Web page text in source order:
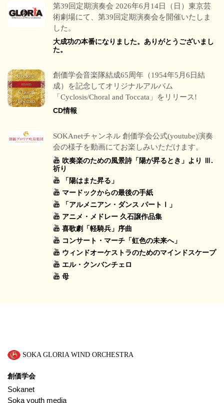
第39回定期演奏会 2026年6月14日（日）東京芸
術劇場にて、第39回定期演奏会を開催いたしま
した。
大成功の本番になりました。ありがとうございまし
た。
創価学会音楽隊結成65周年（1954年5月6日結
成）を記念してオリジナルアルバム
「Cyclosis/Choral and Toccata」をリリース!
CD情報
SOKAnetチャンネル 創価学会公式(youtube)演奏
会の様子を動画にてお楽しみいただけます。
吹奏楽のための風景詩「陽が昇るとき」より Ⅲ.
祈り
「陽はまた昇る」
マードックからの最後の手紙
「アルメニアン・ダンス パートⅠ」
アニメ・メドレー 久石譲作品集
喜歌劇「軽騎兵」序曲
コンサート・マーチ「虹色の未来へ」
ウィンドオーケストラのためのマインドスケープ
エル・クンバンチェロ
母
SOKA GLORIA WIND ORCHESTRA
創価学会
Sokanet
Soka youth media